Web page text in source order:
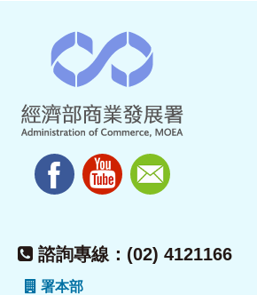
諮詢專線：(02) 4121166
署本部